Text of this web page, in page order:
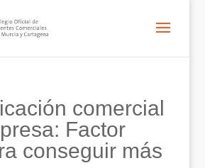
comercial
Factor
conseguir más